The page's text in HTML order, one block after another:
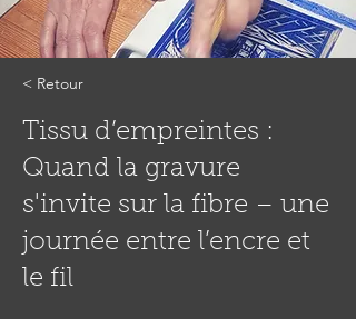
< Retour
Tissu d’empreintes :
Quand la gravure
s'invite sur la fibre – une
journée entre l’encre et
le fil